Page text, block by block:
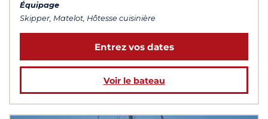
Équipage
Skipper, Matelot, Hôtesse cuisinière
Entrez vos dates
Voir le bateau